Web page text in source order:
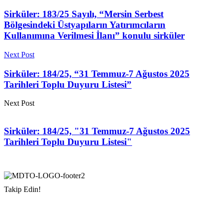
Sirküler: 183/25 Sayılı, “Mersin Serbest
Bölgesindeki Üstyapıların Yatırımcıların
Kullanımına Verilmesi İlanı” konulu sirküler
Next Post
Sirküler: 184/25, “31 Temmuz-7 Ağustos 2025
Tarihleri Toplu Duyuru Listesi”
Next Post
Sirküler: 184/25, "31 Temmuz-7 Ağustos 2025
Tarihleri Toplu Duyuru Listesi"
Takip Edin!